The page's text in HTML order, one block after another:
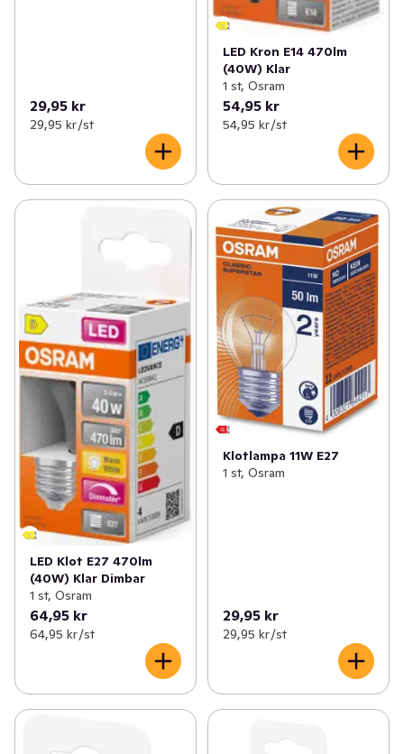
29,95 kr
29,95 kr /st
LED Kron E14 470lm
(40W) Klar
1 st, Osram
54,95 kr
54,95 kr /st
LED Klot E27 470lm
(40W) Klar Dimbar
1 st, Osram
64,95 kr
64,95 kr /st
Klotlampa 11W E27
1 st, Osram
29,95 kr
29,95 kr /st